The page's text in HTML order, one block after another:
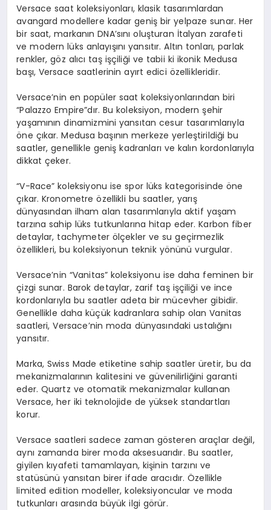
Versace saat koleksiyonları, klasik tasarımlardan
avangard modellere kadar geniş bir yelpaze sunar. Her
bir saat, markanın DNA’sını oluşturan İtalyan zarafeti
ve modern lüks anlayışını yansıtır. Altın tonları, parlak
renkler, göz alıcı taş işçiliği ve tabii ki ikonik Medusa
başı, Versace saatlerinin ayırt edici özellikleridir.
Versace’nin en popüler saat koleksiyonlarından biri
“Palazzo Empire”dır. Bu koleksiyon, modern şehir
yaşamının dinamizmini yansıtan cesur tasarımlarıyla
öne çıkar. Medusa başının merkeze yerleştirildiği bu
saatler, genellikle geniş kadranları ve kalın kordonlarıyla
dikkat çeker.
“V-Race” koleksiyonu ise spor lüks kategorisinde öne
çıkar. Kronometre özellikli bu saatler, yarış
dünyasından ilham alan tasarımlarıyla aktif yaşam
tarzına sahip lüks tutkunlarına hitap eder. Karbon fiber
detaylar, tachymeter ölçekler ve su geçirmezlik
özellikleri, bu koleksiyonun teknik yönünü vurgular.
Versace’nin “Vanitas” koleksiyonu ise daha feminen bir
çizgi sunar. Barok detaylar, zarif taş işçiliği ve ince
kordonlarıyla bu saatler adeta bir mücevher gibidir.
Genellikle daha küçük kadranlara sahip olan Vanitas
saatleri, Versace’nin moda dünyasındaki ustalığını
yansıtır.
Marka, Swiss Made etiketine sahip saatler üretir, bu da
mekanizmalarının kalitesini ve güvenilirliğini garanti
eder. Quartz ve otomatik mekanizmalar kullanan
Versace, her iki teknolojide de yüksek standartları
korur.
Versace saatleri sadece zaman gösteren araçlar değil,
aynı zamanda birer moda aksesuarıdır. Bu saatler,
giyilen kıyafeti tamamlayan, kişinin tarzını ve
statüsünü yansıtan birer ifade aracıdır. Özellikle
limited edition modeller, koleksiyoncular ve moda
tutkunları arasında büyük ilgi görür.